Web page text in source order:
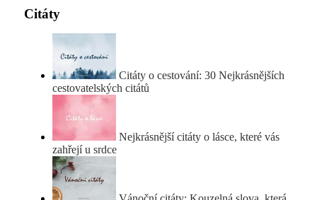
Citáty
Citáty o cestování: 30 Nejkrásnějších
cestovatelských citátů
Nejkrásnější citáty o lásce, které vás
zahřejí u srdce